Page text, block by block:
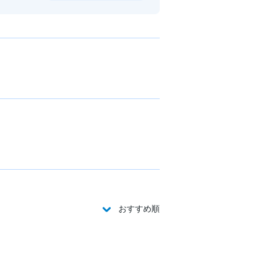
おすすめ順